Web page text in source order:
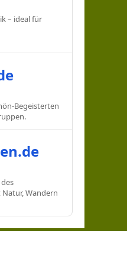
– ideal für
Begeisterten
Wandern